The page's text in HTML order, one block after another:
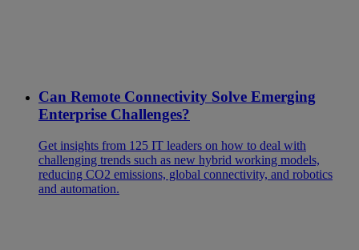
Can Remote Connectivity Solve Emerging
Enterprise Challenges?
Get insights from 125 IT leaders on how to deal with
challenging trends such as new hybrid working models,
reducing CO2 emissions, global connectivity, and robotics
and automation.